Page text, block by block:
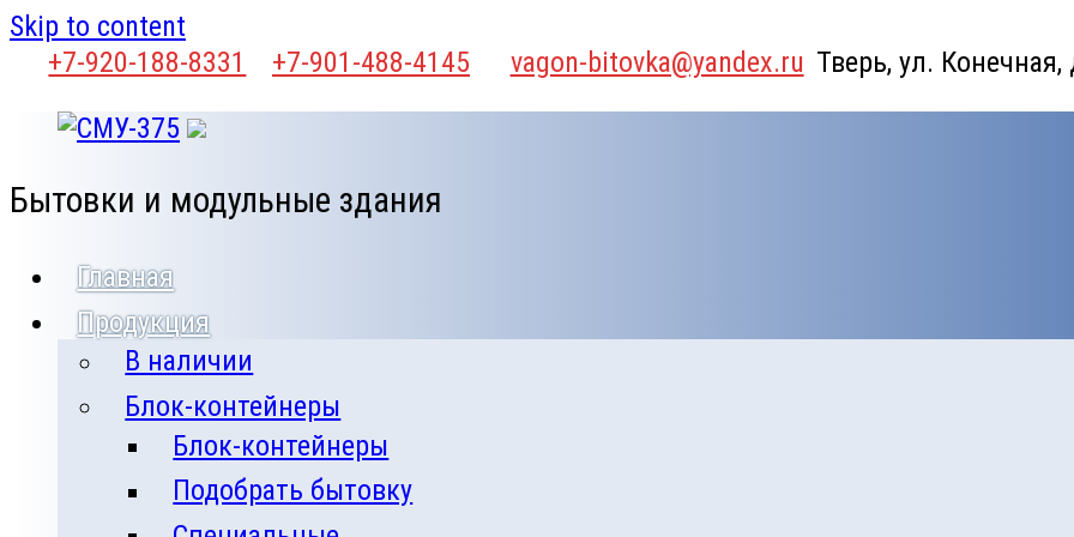
Skip to content
+7-920-188-8331
+7-901-488-4145 vagon-bitovka@yandex.ru Тверь, ул. Конечная,
Бытовки и модульные здания
Главная
Продукция
В наличии
Блок-контейнеры
Блок-контейнеры
Подобрать бытовку